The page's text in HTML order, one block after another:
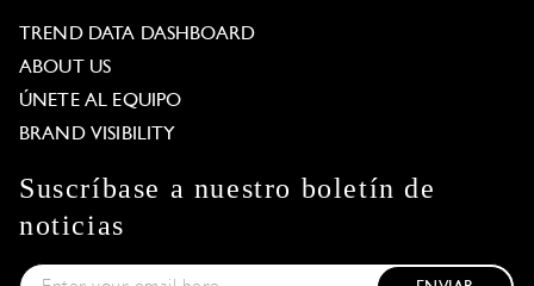
TREND DATA DASHBOARD
ABOUT US
ÚNETE AL EQUIPO
BRAND VISIBILITY
Suscríbase a nuestro boletín de
noticias